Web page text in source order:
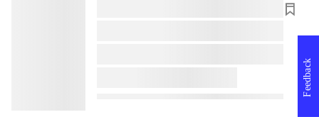
lorem ipsum dolor sit amet ...
lorem ipsum dolor sit amet ...
lorem ipsum dolor sit amet ...Feedback